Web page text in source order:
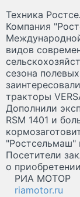
Техника
Компания
видов
сезона
тракторы
Дополнили
RSM 1401 и
"Ростсельмаш"
Посетители
о
РИА МОТОР
riamotor.ru